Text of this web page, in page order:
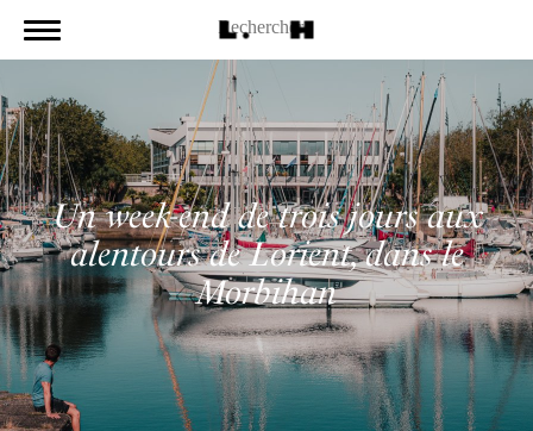
Un week-end de trois jours aux
alentours de Lorient, dans le
Morbihan